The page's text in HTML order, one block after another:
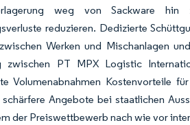
weg von Sackware hin
reduzieren. Dedizierte
Werken und Mischanlagen
zwischen PT MPX Logistic
Volumenabnahmen Kostenvorteile
Angebote bei staatlichen
der Preiswettbewerb nach wie vor